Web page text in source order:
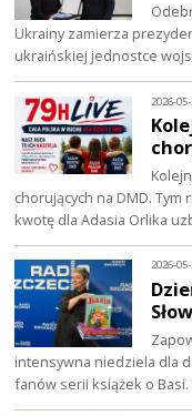
Ukrainy zamierza
ukraińskiej jednostce
2026-
chorujących na DMD. Tym
kwotę dla Adasia Orlika
2026-
intensywna niedziela dla
fanów serii książek o